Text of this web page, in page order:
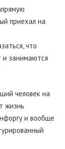
приехал на
что
и занимаются
человек на
жизнь
и вообще